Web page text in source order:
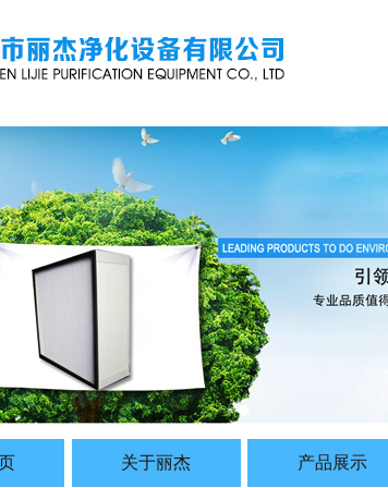
关于丽杰 产品展示